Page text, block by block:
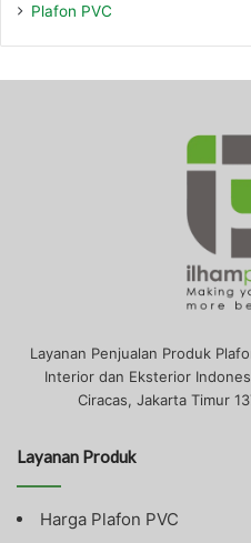
Plafon PVC
Layanan Penjualan Produk
Interior dan Eksterior
Ciracas, Jakarta Timur
Layanan Produk
Harga Plafon PVC